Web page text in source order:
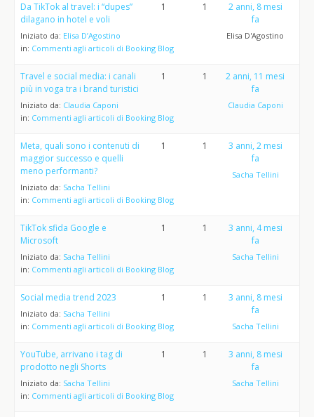
Da TikTok al travel: i “dupes”
dilagano in hotel e voli
Iniziato da: Elisa D’Agostino
in: Commenti agli articoli di Booking Blog
1 1
2 anni, 8 mesi
fa
Elisa D'Agostino
Travel e social media: i canali
più in voga tra i brand turistici
Iniziato da: Claudia Caponi
in: Commenti agli articoli di Booking Blog
1 1
2 anni, 11 mesi
fa
Claudia Caponi
Meta, quali sono i contenuti di
maggior successo e quelli
meno performanti?
Iniziato da: Sacha Tellini
in: Commenti agli articoli di Booking Blog
1 1
3 anni, 2 mesi
fa
Sacha Tellini
TikTok sfida Google e
Microsoft
Iniziato da: Sacha Tellini
in: Commenti agli articoli di Booking Blog
1 1
3 anni, 4 mesi
fa
Sacha Tellini
Social media trend 2023
Iniziato da: Sacha Tellini
in: Commenti agli articoli di Booking Blog
1 1
3 anni, 8 mesi
fa
Sacha Tellini
YouTube, arrivano i tag di
prodotto negli Shorts
Iniziato da: Sacha Tellini
in: Commenti agli articoli di Booking Blog
1 1
3 anni, 8 mesi
fa
Sacha Tellini